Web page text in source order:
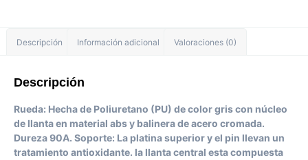
Descripción Información adicional Valoraciones (0)
Descripción
Rueda: Hecha de Poliuretano (PU) de color gris con núcleo
de llanta en material abs y balinera de acero cromada.
Dureza 90A. Soporte: La platina superior y el pin llevan un
tratamiento antioxidante. la llanta central esta compuesta